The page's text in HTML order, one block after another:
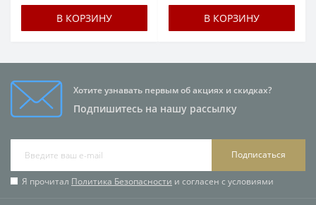
В КОРЗИНУ В КОРЗИНУ
Хотите узнавать первым об акциях и скидках?
Подпишитесь на нашу рассылку
Подписаться
Я прочитал Политика Безопасности и согласен с условиями